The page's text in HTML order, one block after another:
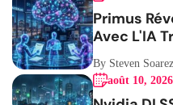
Primus
Avec L'IA
By Steven Soarez
août 10, 2026